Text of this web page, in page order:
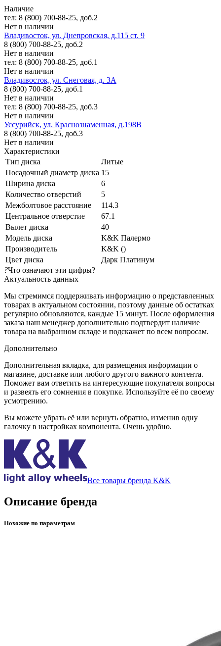
Наличие
тел: 8 (800) 700-88-25, доб.2
Нет в наличии
Владивосток, ул. Днепровская, д.115 ст. 9
8 (800) 700-88-25, доб.2
Нет в наличии
тел: 8 (800) 700-88-25, доб.1
Нет в наличии
Владивосток, ул. Снеговая, д. 3А
8 (800) 700-88-25, доб.1
Нет в наличии
тел: 8 (800) 700-88-25, доб.3
Нет в наличии
Уссурийск, ул. Краснознаменная, д.198В
8 (800) 700-88-25, доб.3
Нет в наличии
Характеристики
Тип диска
Литые
Посадочный диаметр диска 15
Ширина диска
6
Количество отверстий
5
Межболтовое расстояние
114.3
Центральное отверстие
67.1
Вылет диска
40
Модель диска
K&K Палермо
Производитель
K&K ()
Цвет диска
Дарк Платинум
?Что означают эти цифры?
Актуальность данных
Мы стремимся поддерживать информацию о представленных
товарах в актуальном состоянии, поэтому данные об остатках
регулярно обновляются, каждые 15 минут. После оформления
заказа наш менеджер дополнительно подтвердит наличие
товара на выбранном складе и подскажет по всем вопросам.
Дополнительно
Дополнительная вкладка, для размещения информации о
магазине, доставке или любого другого важного контента.
Поможет вам ответить на интересующие покупателя вопросы
и развеять его сомнения в покупке. Используйте её по своему
усмотрению.
Вы можете убрать её или вернуть обратно, изменив одну
галочку в настройках компонента. Очень удобно.
Все товары бренда K&K
Описание бренда
Похожие по параметрам